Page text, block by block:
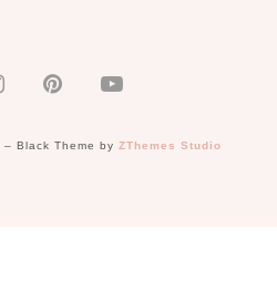
– Black Theme by ZThemes Studio